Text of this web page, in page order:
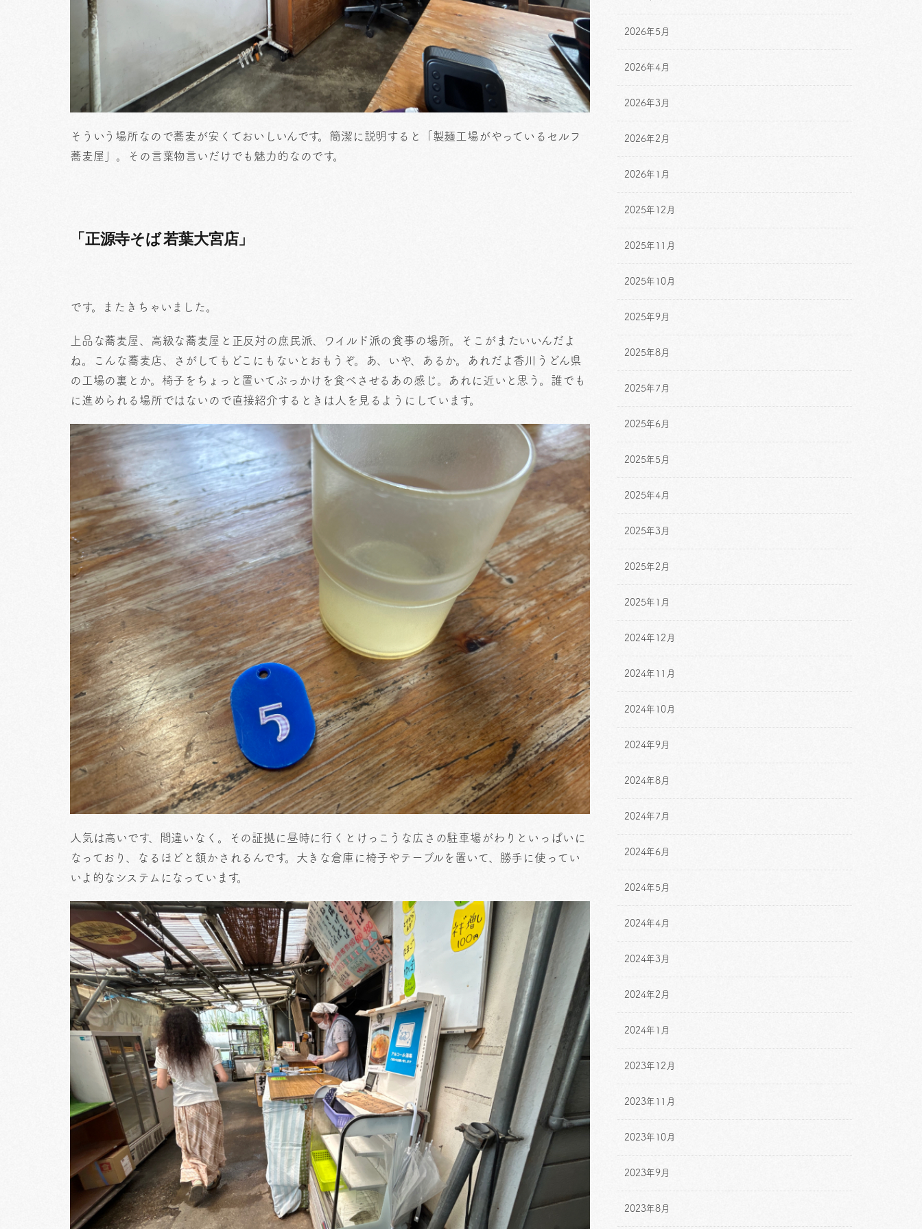
そういう場所なので蕎麦が安くておいしいんです。簡潔に説明すると「製麺工場がやっているセルフ
蕎麦屋」。その言葉物言いだけでも魅力的なのです。
「正源寺そば 若葉大宮店」
です。またきちゃいました。
上品な蕎麦屋、高級な蕎麦屋と正反対の庶民派、ワイルド派の食事の場所。そこがまたいいんだよ
ね。こんな蕎麦店、さがしてもどこにもないとおもうぞ。あ、いや、あるか。あれだよ香川うどん県
の工場の裏とか。椅子をちょっと置いてぶっかけを食べさせるあの感じ。あれに近いと思う。誰でも
に進められる場所ではないので直接紹介するときは人を見るようにしています。
人気は高いです、間違いなく。その証拠に昼時に行くとけっこうな広さの駐車場がわりといっぱいに
なっており、なるほどと頷かされるんです。大きな倉庫に椅子やテーブルを置いて、勝手に使ってい
いよ的なシステムになっています。
2026年5月
2026年4月
2026年3月
2026年2月
2026年1月
2025年12月
2025年11月
2025年10月
2025年9月
2025年8月
2025年7月
2025年6月
2025年5月
2025年4月
2025年3月
2025年2月
2025年1月
2024年12月
2024年11月
2024年10月
2024年9月
2024年8月
2024年7月
2024年6月
2024年5月
2024年4月
2024年3月
2024年2月
2024年1月
2023年12月
2023年11月
2023年10月
2023年9月
2023年8月